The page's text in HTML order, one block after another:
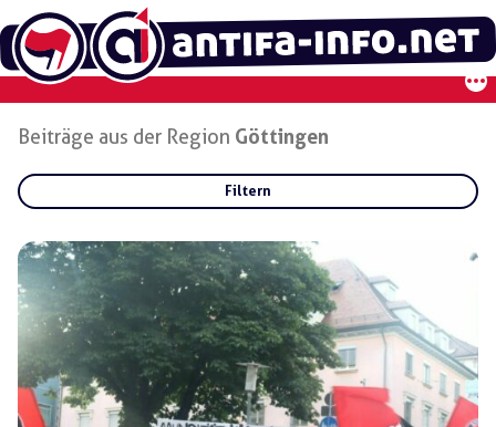
Zum
Inhalt
springen
Beiträge aus der Region Göttingen
Filtern
Gruppen:
Regionen: